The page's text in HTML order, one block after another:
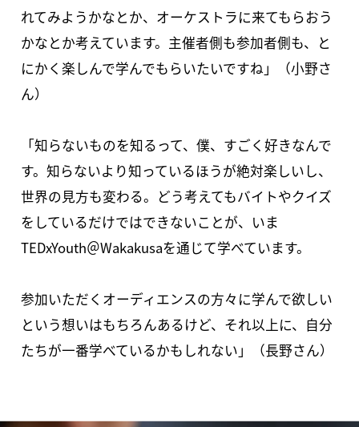
れてみようかなとか、オーケストラに来てもらおう
かなとか考えています。主催者側も参加者側も、と
にかく楽しんで学んでもらいたいですね」（小野さ
ん）
「知らないものを知るって、僕、すごく好きなんで
す。知らないより知っているほうが絶対楽しいし、
世界の見方も変わる。どう考えてもバイトやクイズ
をしているだけではできないことが、いま
TEDxYouth＠Wakakusaを通じて学べています。
参加いただくオーディエンスの方々に学んで欲しい
という想いはもちろんあるけど、それ以上に、自分
たちが一番学べているかもしれない」（長野さん）